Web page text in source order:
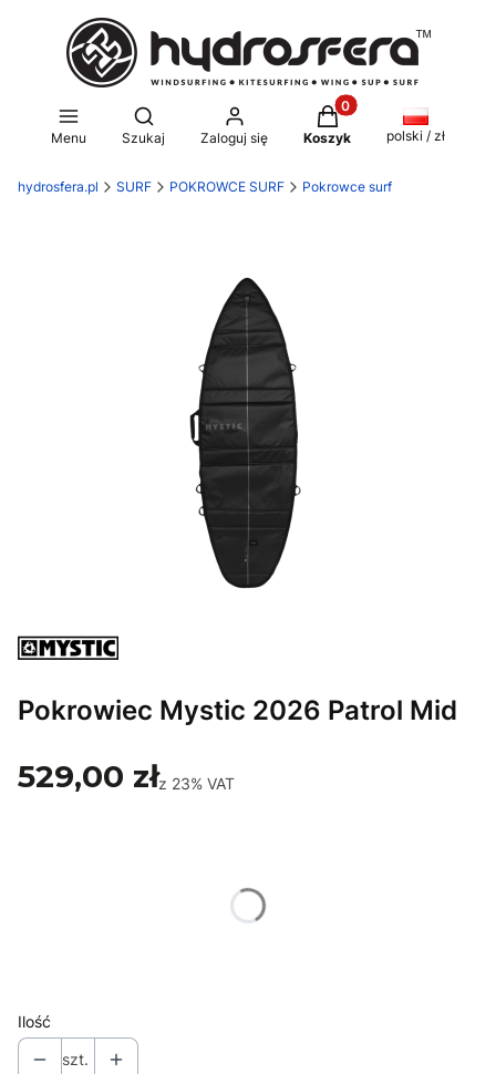
Menu
Otwórz wyszukiwarkę
Szukaj Zaloguj się
Produkty w koszyku:
Koszyk polski / zł
hydrosfera.pl SURF POKROWCE SURF Pokrowce surf
Pokrowiec Mystic 2026 Patrol Mid
529,00 złz 23% VAT
Ilość
szt.